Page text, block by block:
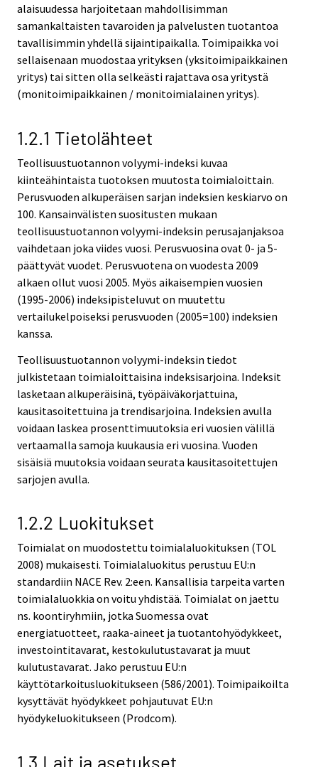
alaisuudessa harjoitetaan mahdollisimman
samankaltaisten tavaroiden ja palvelusten tuotantoa
tavallisimmin yhdellä sijaintipaikalla. Toimipaikka voi
sellaisenaan muodostaa yrityksen (yksitoimipaikkainen
yritys) tai sitten olla selkeästi rajattava osa yritystä
(monitoimipaikkainen / monitoimialainen yritys).
1.2.1 Tietolähteet
Teollisuustuotannon volyymi-indeksi kuvaa
kiinteähintaista tuotoksen muutosta toimialoittain.
Perusvuoden alkuperäisen sarjan indeksien keskiarvo on
100. Kansainvälisten suositusten mukaan
teollisuustuotannon volyymi-indeksin perusajanjaksoa
vaihdetaan joka viides vuosi. Perusvuosina ovat 0- ja 5-
päättyvät vuodet. Perusvuotena on vuodesta 2009
alkaen ollut vuosi 2005. Myös aikaisempien vuosien
(1995-2006) indeksipisteluvut on muutettu
vertailukelpoiseksi perusvuoden (2005=100) indeksien
kanssa.
Teollisuustuotannon volyymi-indeksin tiedot
julkistetaan toimialoittaisina indeksisarjoina. Indeksit
lasketaan alkuperäisinä, työpäiväkorjattuina,
kausitasoitettuina ja trendisarjoina. Indeksien avulla
voidaan laskea prosenttimuutoksia eri vuosien välillä
vertaamalla samoja kuukausia eri vuosina. Vuoden
sisäisiä muutoksia voidaan seurata kausitasoitettujen
sarjojen avulla.
1.2.2 Luokitukset
Toimialat on muodostettu toimialaluokituksen (TOL
2008) mukaisesti. Toimialaluokitus perustuu EU:n
standardiin NACE Rev. 2:een. Kansallisia tarpeita varten
toimialaluokkia on voitu yhdistää. Toimialat on jaettu
ns. koontiryhmiin, jotka Suomessa ovat
energiatuotteet, raaka-aineet ja tuotantohyödykkeet,
investointitavarat, kestokulutustavarat ja muut
kulutustavarat. Jako perustuu EU:n
käyttötarkoitusluokitukseen (586/2001). Toimipaikoilta
kysyttävät hyödykkeet pohjautuvat EU:n
hyödykeluokitukseen (Prodcom).
1.3 Lait ja asetukset